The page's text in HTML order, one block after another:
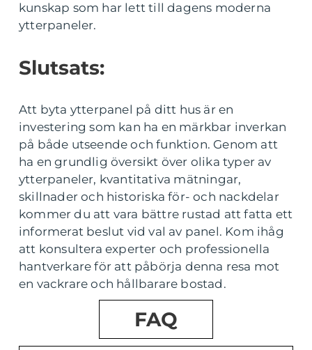
kunskap som har lett till dagens moderna
ytterpaneler.
Slutsats:
Att byta ytterpanel på ditt hus är en
investering som kan ha en märkbar inverkan
på både utseende och funktion. Genom att
ha en grundlig översikt över olika typer av
ytterpaneler, kvantitativa mätningar,
skillnader och historiska för- och nackdelar
kommer du att vara bättre rustad att fatta ett
informerat beslut vid val av panel. Kom ihåg
att konsultera experter och professionella
hantverkare för att påbörja denna resa mot
en vackrare och hållbarare bostad.
FAQ